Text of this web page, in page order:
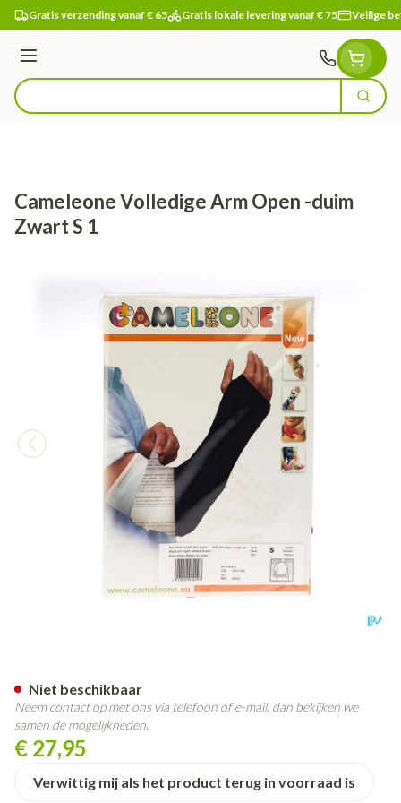
Ga naar de inhoud
Gratis verzending vanaf € 65 Gratis lokale levering vanaf € 75 Veilige
Menu
Product, merk, categorie... Zoek
Cameleone Volledige Arm Open -duim
Zwart S 1
€ 27,95
Verwittig mij als het product terug in voorraad is
Niet beschikbaar
Neem contact op met ons via telefoon of e-mail, dan bekijken we
samen de mogelijkheden.